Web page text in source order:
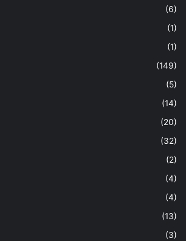
(6)
(1)
(1)
(149)
(5)
(14)
(20)
(32)
(2)
(4)
(4)
(13)
(3)